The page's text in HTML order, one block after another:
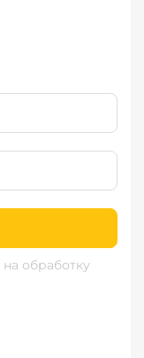
на обработку